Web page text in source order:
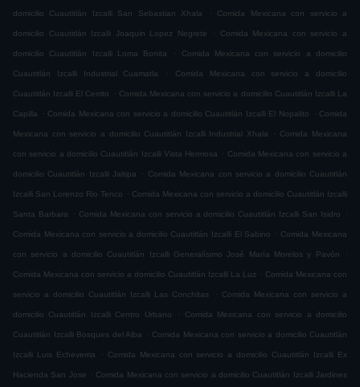
domicilio Cuautitlán Izcalli San Sebastian Xhala . Comida Mexicana con servicio a
domicilio Cuautitlán Izcalli Joaquin Lopez Negrete . Comida Mexicana con servicio a
domicilio Cuautitlán Izcalli Loma Bonita . Comida Mexicana con servicio a domicilio
Cuautitlán Izcalli Industrial Cuamatla . Comida Mexicana con servicio a domicilio
Cuautitlán Izcalli El Cerrito . Comida Mexicana con servicio a domicilio Cuautitlán Izcalli La
Capilla . Comida Mexicana con servicio a domicilio Cuautitlán Izcalli El Nopalito . Comida
Mexicana con servicio a domicilio Cuautitlán Izcalli Industrial Xhala . Comida Mexicana
con servicio a domicilio Cuautitlán Izcalli Vista Hermosa . Comida Mexicana con servicio a
domicilio Cuautitlán Izcalli Jaltipa . Comida Mexicana con servicio a domicilio Cuautitlán
Izcalli San Lorenzo Rio Tenco . Comida Mexicana con servicio a domicilio Cuautitlán Izcalli
Santa Barbara . Comida Mexicana con servicio a domicilio Cuautitlán Izcalli San Isidro .
Comida Mexicana con servicio a domicilio Cuautitlán Izcalli El Sabino . Comida Mexicana
con servicio a domicilio Cuautitlán Izcalli Generalísimo José María Morelos y Pavón .
Comida Mexicana con servicio a domicilio Cuautitlán Izcalli La Luz . Comida Mexicana con
servicio a domicilio Cuautitlán Izcalli Las Conchitas . Comida Mexicana con servicio a
domicilio Cuautitlán Izcalli Centro Urbano . Comida Mexicana con servicio a domicilio
Cuautitlán Izcalli Bosques del Alba . Comida Mexicana con servicio a domicilio Cuautitlán
Izcalli Luis Echeverria . Comida Mexicana con servicio a domicilio Cuautitlán Izcalli Ex
Hacienda San Jose . Comida Mexicana con servicio a domicilio Cuautitlán Izcalli Jardines